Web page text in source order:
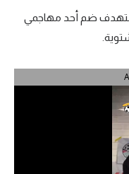
يستهدف ضم أحد مهاجمي